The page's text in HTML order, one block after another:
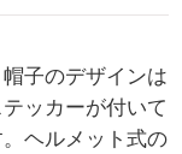
子のデザインは
ッカーが付いて
ヘルメット式の